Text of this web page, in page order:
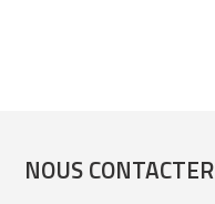
NOUS CONTACTER